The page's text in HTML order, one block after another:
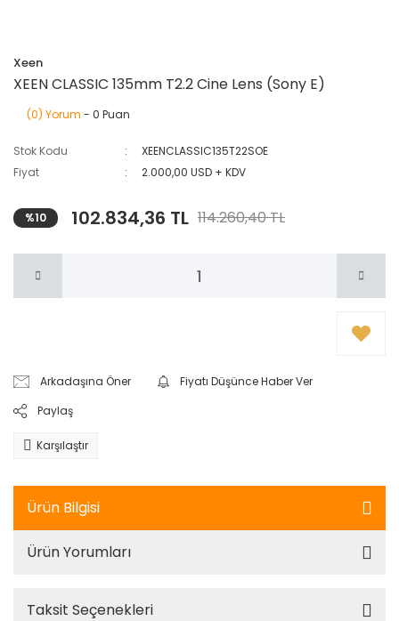
Xeen
XEEN CLASSIC 135mm T2.2 Cine Lens (Sony E)
(0) Yorum - 0 Puan
Stok Kodu
XEENCLASSIC135T22SOE
Fiyat
2.000,00 USD + KDV
%10 102.834,36 TL 114.260,40 TL
Arkadaşına Öner
Fiyatı Düşünce Haber Ver
Paylaş
Karşılaştır
Ürün Bilgisi
Ürün Yorumları
Taksit Seçenekleri